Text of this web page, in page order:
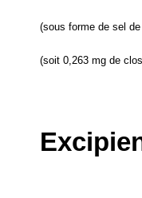
(sous forme de sel
(soit 0,263 mg de